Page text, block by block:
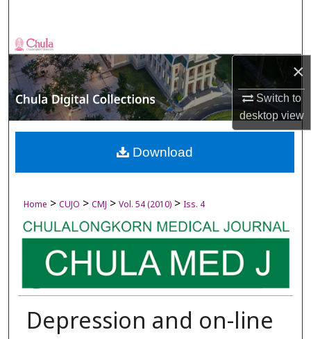
×
Switch to
desktopview
Browse Collections
My Account
About
Digital Commons Network™
Home > CUJO > CMJ > Vol. 54 (2010) > Iss. 4
Depression and on-line
Download